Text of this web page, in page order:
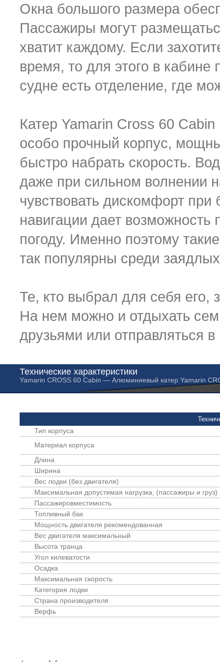
Окна большого размера
Пассажиры могут
хватит каждому. Если
время, то для этого в
судне есть отделение, где
Катер Yamarin Cross 60
особо прочный корпус,
быстро набрать скорость.
даже при сильном волнении
чувствовать дискомфорт
навигации дает
погоду. Именно поэтому
так популярны среди
Те, кто выбрал для себя его,
На нем можно и отдыхать
друзьями или отправляться
Технические характеристики
Yamarin CROSS 60 Cabin — Алюминиевый катер Yamarin
Тип корпуса
Материал корпуса
Длина
Ширина
Вес лодки (без двигателя)
Максимальная допустимая нагрузка, (пассажиры и груз)
Пассажировместимость
Топливный бак
Мощность двигателя рекомендованная
Вес двигателя максимальный
Высота транца
Угол килеватости
Осадка
Максимальная скорость
Категория лодки
Страна производителя
Верфь